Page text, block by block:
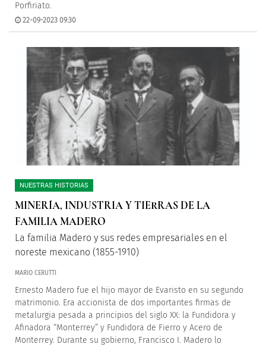
Porfiriato.
22-09-2023 09:30
NUESTRAS HISTORIAS
MINERÍA, INDUSTRIA Y TIERRAS DE LA
FAMILIA MADERO
La familia Madero y sus redes empresariales en el
noreste mexicano (1855-1910)
MARIO CERUTTI
Ernesto Madero fue el hijo mayor de Evaristo en su segundo
matrimonio. Era accionista de dos importantes firmas de
metalurgia pesada a principios del siglo XX: la Fundidora y
Afinadora “Monterrey” y Fundidora de Fierro y Acero de
Monterrey. Durante su gobierno, Francisco I. Madero lo